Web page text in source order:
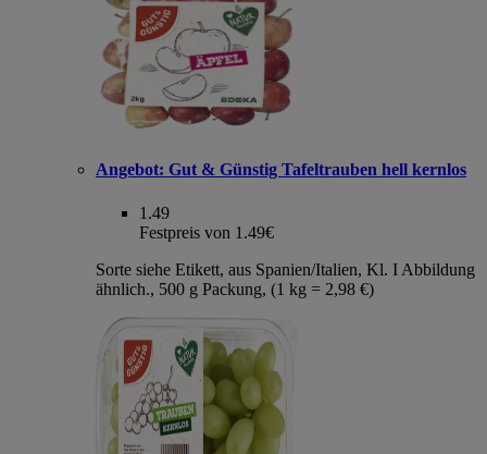
Angebot: Gut & Günstig Tafeltrauben hell kernlos
1.49
Festpreis von 1.49€
Sorte siehe Etikett, aus Spanien/Italien, Kl. I Abbildung
ähnlich., 500 g Packung, (1 kg = 2,98 €)